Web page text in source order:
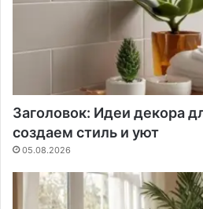
Заголовок: Идеи декора
создаем стиль и уют
05.08.2026